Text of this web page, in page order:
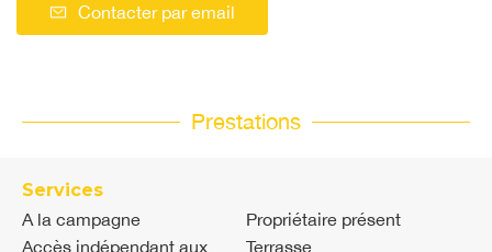
Contacter par email
Prestations
Services
A la campagne
Accès indépendant aux
Propriétaire présent
Terrasse